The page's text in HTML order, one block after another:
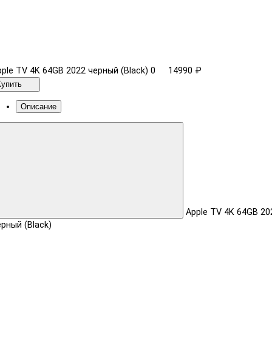
TV 4K 64GB 2022 черный (Black) 0 14990 ₽
Описание
Apple TV 4K 64GB
(Black)